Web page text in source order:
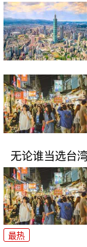
无论谁当选台
最热